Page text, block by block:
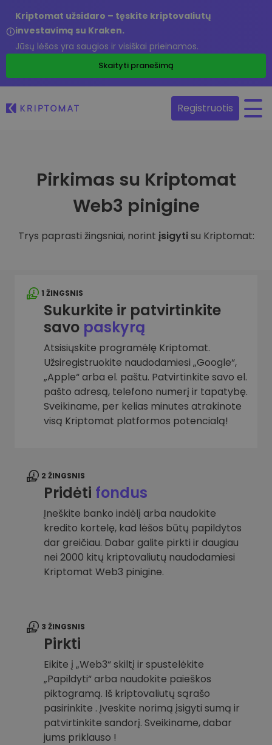
Kriptomat užsidaro – tęskite kriptovaliutų
investavimą su Kraken.
Jūsų lėšos yra saugios ir visiškai prieinamos.
Skaityti pranešimą
Registruotis
Pirkimas su Kriptomat
Web3 pinigine
Trys paprasti žingsniai, norint įsigytisu Kriptomat:
1 ŽINGSNIS
Sukurkite ir patvirtinkite
savo paskyrą
Atsisiųskite programėlę Kriptomat.
Užsiregistruokite naudodamiesi „Google“,
„Apple“ arba el. paštu. Patvirtinkite savo el.
pašto adresą, telefono numerį ir tapatybę.
Sveikiname, per kelias minutes atrakinote
visą Kriptomat platformos potencialą!
2 ŽINGSNIS
Pridėti fondus
Įneškite banko indėlį arba naudokite
kredito kortelę, kad lėšos būtų papildytos
dar greičiau. Dabar galite pirkti ir daugiau
nei 2000 kitų kriptovaliutų naudodamiesi
Kriptomat Web3 pinigine.
3 ŽINGSNIS
Pirkti
Eikite į „Web3“ skiltį ir spustelėkite
„Papildyti“ arba naudokite paieškos
piktogramą. Iš kriptovaliutų sąrašo
pasirinkite . Įveskite norimą įsigyti sumą ir
patvirtinkite sandorį. Sveikiname, dabar
jums priklauso !